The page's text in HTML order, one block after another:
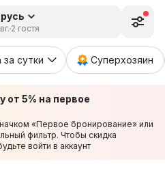
2 гостя
сутки Суперхозяин
от 5% на первое
«Первое бронирование» или
фильтр. Чтобы скидка
войти в аккаунт